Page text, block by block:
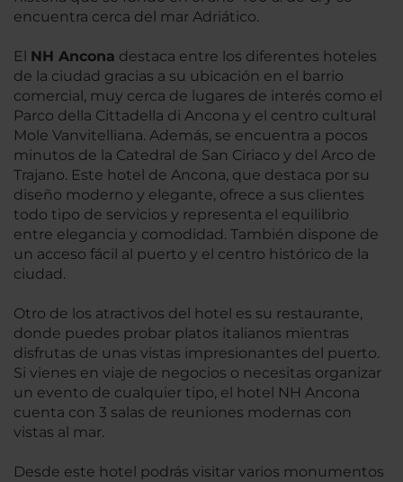
encuentra cerca del mar Adriático.
El NH Ancona destaca entre los diferentes hoteles
de la ciudad gracias a su ubicación en el barrio
comercial, muy cerca de lugares de interés como el
Parco della Cittadella di Ancona y el centro cultural
Mole Vanvitelliana. Además, se encuentra a pocos
minutos de la Catedral de San Ciriaco y del Arco de
Trajano. Este hotel de Ancona, que destaca por su
diseño moderno y elegante, ofrece a sus clientes
todo tipo de servicios y representa el equilibrio
entre elegancia y comodidad. También dispone de
un acceso fácil al puerto y el centro histórico de la
ciudad.
Otro de los atractivos del hotel es su restaurante,
donde puedes probar platos italianos mientras
disfrutas de unas vistas impresionantes del puerto.
Si vienes en viaje de negocios o necesitas organizar
un evento de cualquier tipo, el hotel NH Ancona
cuenta con 3 salas de reuniones modernas con
vistas al mar.
Desde este hotel podrás visitar varios monumentos